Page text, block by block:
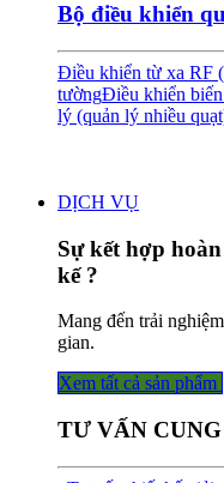
Bộ điều khiển
Điều khiển từ xa RF
tườngĐiều khiển
lý (quản lý nhiều
DỊCH VỤ
Sự kết hợp
kế ?
Mang đến trải
gian.
Xem tất cả sả​​​​n phẩm
TƯ VẤN